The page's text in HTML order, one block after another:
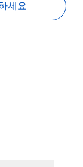
세요